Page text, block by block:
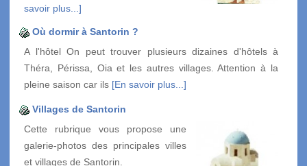
savoir plus...]
Où dormir à Santorin ?
A l'hôtel On peut trouver plusieurs dizaines d'hôtels à
Théra, Périssa, Oia et les autres villages. Attention à la
pleine saison car ils [En savoir plus...]
Villages de Santorin
Cette rubrique vous propose une
galerie-photos des principales villes
et villages de Santorin.